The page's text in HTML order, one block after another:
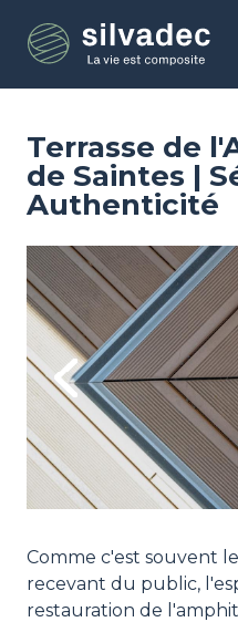
contenu
Terrasse de
de Saintes |
Authenticité
Previous
Image
Comme c'est souvent
recevant du public,
restauration de